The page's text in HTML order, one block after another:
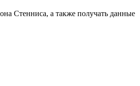
Стенниса, а также получать данные